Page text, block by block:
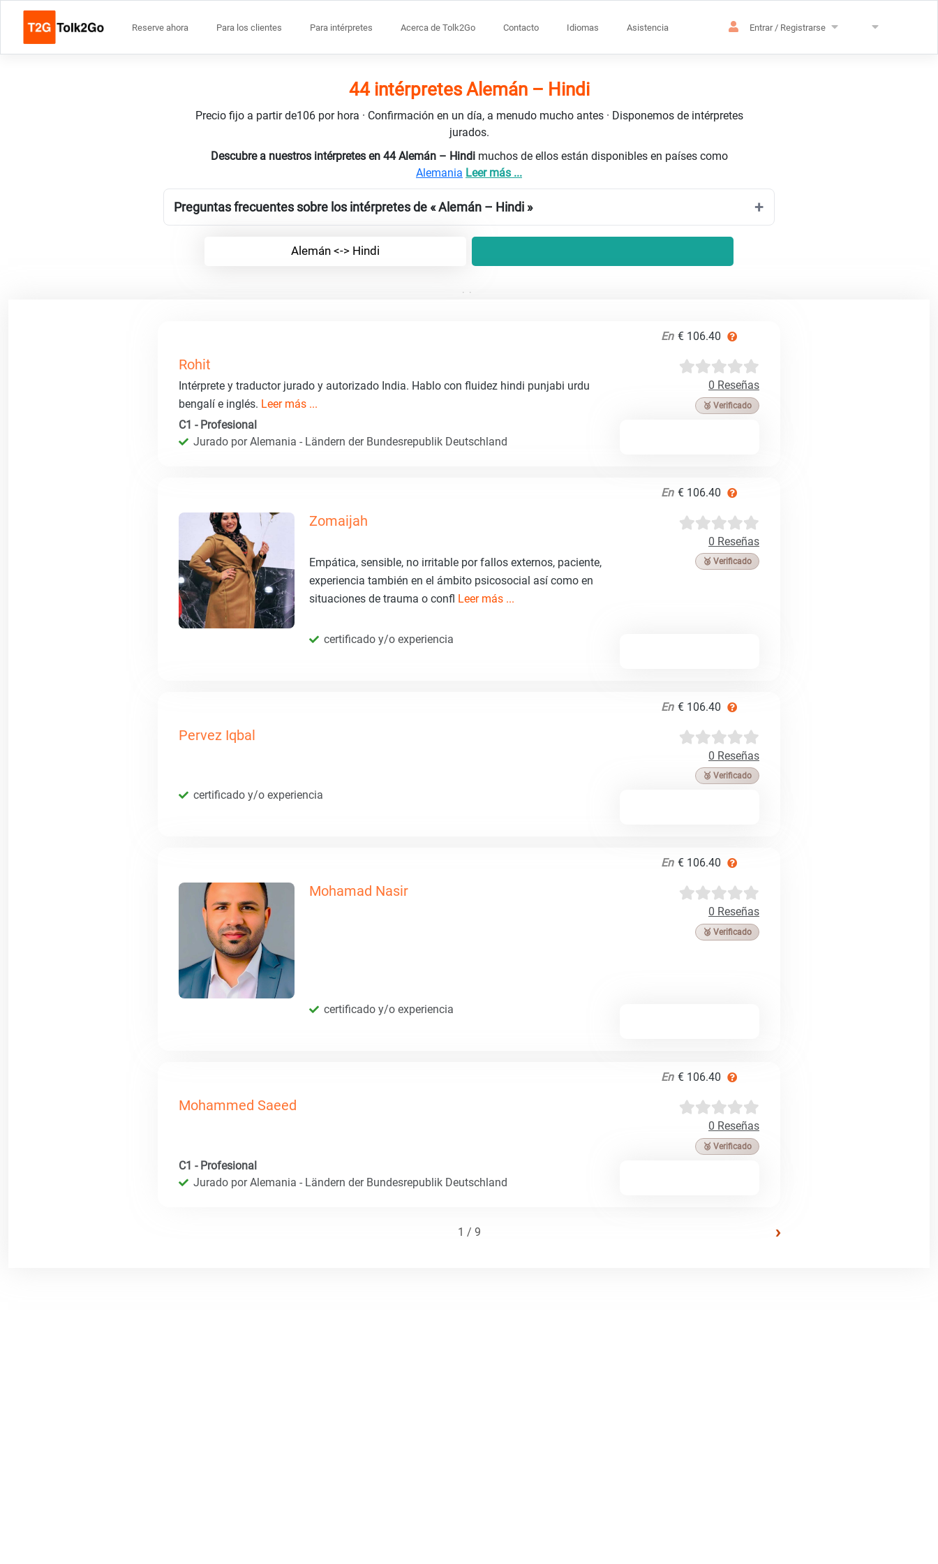
Reserve ahora Para los clientes Para intérpretes Acerca de Tolk2Go Contacto Idiomas Asistencia Entrar / Registrarse
44 intérpretes Alemán – Hindi
Precio fijo a partir de106 por hora · Confirmación en un día, a menudo mucho antes · Disponemos de intérpretes
jurados.
Descubre a nuestros intérpretes en 44 Alemán – Hindi muchos de ellos están disponibles en países como
Alemania Leer más ...
Preguntas frecuentes sobre los intérpretes de « Alemán – Hindi »
Alemán <-> Hindi
En € 106.40
Rohit
0 Reseñas
🥉 Verificado
Intérprete y traductor jurado y autorizado India. Hablo con fluidez hindi punjabi urdu
bengalí e inglés. Leer más ...
C1 - Profesional
Jurado por Alemania - Ländern der Bundesrepublik Deutschland
En € 106.40
Zomaijah
0 Reseñas
🥉 Verificado
Empática, sensible, no irritable por fallos externos, paciente,
experiencia también en el ámbito psicosocial así como en
situaciones de trauma o confl Leer más ...
certificado y/o experiencia
En € 106.40
Pervez Iqbal
0 Reseñas
🥉 Verificado
certificado y/o experiencia
En € 106.40
Mohamad Nasir
0 Reseñas
🥉 Verificado
certificado y/o experiencia
En € 106.40
Mohammed Saeed
0 Reseñas
🥉 Verificado
C1 - Profesional
Jurado por Alemania - Ländern der Bundesrepublik Deutschland
1 / 9 ›